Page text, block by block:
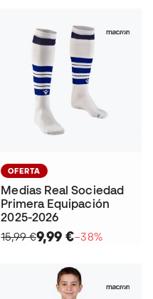
OFERTA
Medias Real Sociedad
Primera Equipación
2025-2026
15,99 €9,99 €−38%